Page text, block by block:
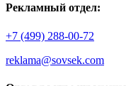
Рекламный отдел:
+7 (499) 288-00-72
reklama@sovsek.com